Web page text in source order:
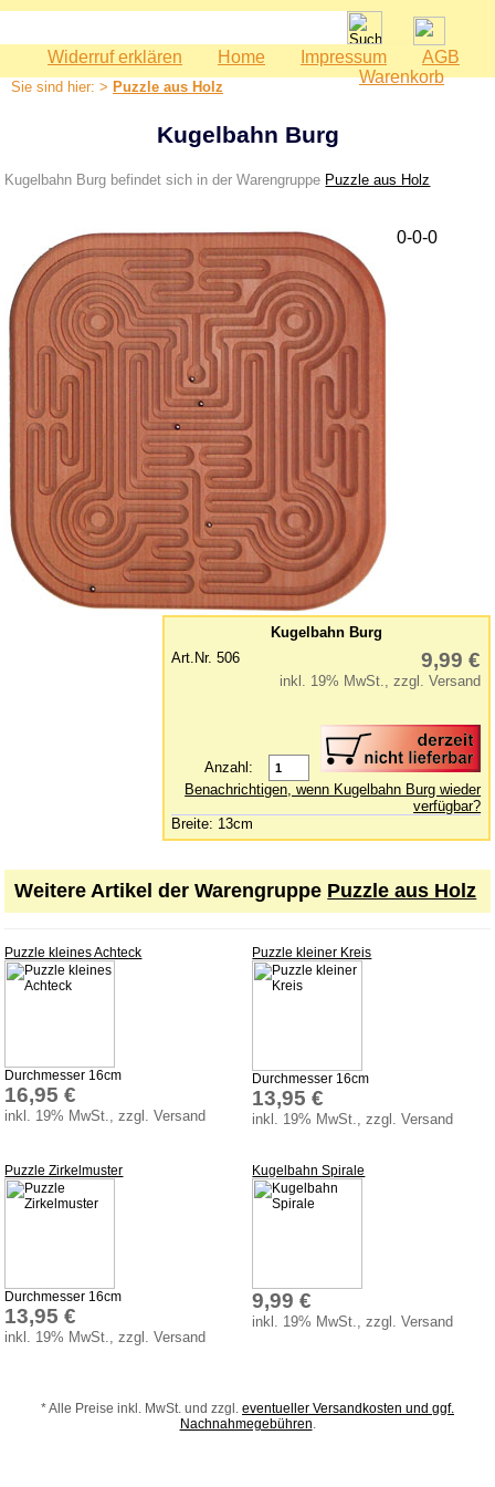
Widerruf erklären Home Impressum
AGB
Warenkorb
Sie sind hier: > Puzzle aus Holz
Spielwaren
Babyspielzeug
Holzeisenbahn
Kaspertheater
Kaufmannsladen
Kinderküche
Kinderzimmer - Accessoires
Kinderwerkzeuge
Klettermax & Hampelmann
Laufräder
Lauftiere
Lernspielzeug
Mobile
Murmelbahn
Puppenhaus
Spielend kreativ
Spielzeug für draußen
Spielzeugboote
zum Schieben und Ziehen
Service
Datenschutz
AGB
Impressum
Bauanleitungen
Sonstiges
Kugelbahn Burg
Kugelbahn Burg befindet sich in der Warengruppe Puzzle aus Holz
Kugelbahn Burg
Art.Nr. 506
9,99 €
inkl. 19% MwSt., zzgl. Versand
Anzahl:
Benachrichtigen, wenn Kugelbahn Burg wieder
verfügbar?
Breite: 13cm
0-0-0
Weitere Artikel der Warengruppe Puzzle aus Holz
Puzzle kleines Achteck
Durchmesser 16cm
16,95 €
inkl. 19% MwSt., zzgl. Versand
Puzzle kleiner Kreis
Durchmesser 16cm
13,95 €
inkl. 19% MwSt., zzgl. Versand
Puzzle Zirkelmuster
Durchmesser 16cm
13,95 €
inkl. 19% MwSt., zzgl. Versand
Kugelbahn Spirale
9,99 €
inkl. 19% MwSt., zzgl. Versand
* Alle Preise inkl. MwSt. und zzgl. eventueller Versandkosten und ggf.
Nachnahmegebühren